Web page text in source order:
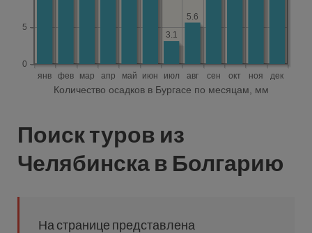
Поиск туров из
Челябинска в Болгарию
На странице представлена